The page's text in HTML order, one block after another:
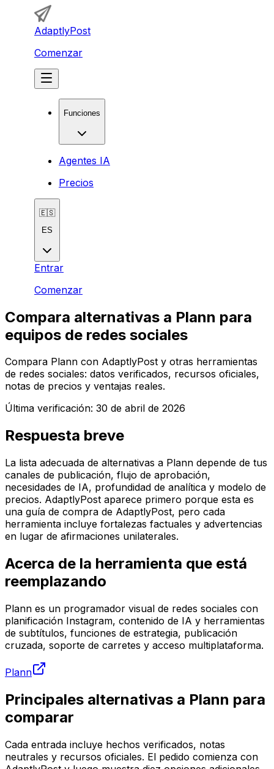
AdaptlyPost
Comenzar
Funciones
Agentes IA
Precios
🇪🇸
ES
Entrar
Comenzar
Compara alternativas a Plann para
equipos de redes sociales
Compara Plann con AdaptlyPost y otras herramientas
de redes sociales: datos verificados, recursos oficiales,
notas de precios y ventajas reales.
Última verificación: 30 de abril de 2026
Respuesta breve
La lista adecuada de alternativas a Plann depende de tus
canales de publicación, flujo de aprobación,
necesidades de IA, profundidad de analítica y modelo de
precios. AdaptlyPost aparece primero porque esta es
una guía de compra de AdaptlyPost, pero cada
herramienta incluye fortalezas factuales y advertencias
en lugar de afirmaciones unilaterales.
Acerca de la herramienta que está
reemplazando
Plann es un programador visual de redes sociales con
planificación Instagram, contenido de IA y herramientas
de subtítulos, funciones de estrategia, publicación
cruzada, soporte de carretes y acceso multiplataforma.
Plann
Principales alternativas a Plann para
comparar
Cada entrada incluye hechos verificados, notas
neutrales y recursos oficiales. El pedido comienza con